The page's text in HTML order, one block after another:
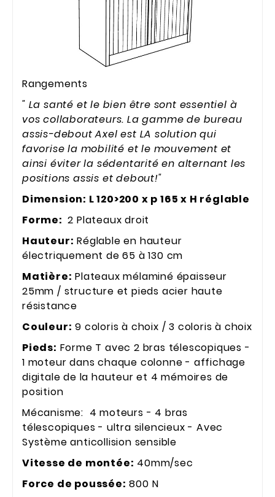
Rangements
" La santé et le bien être sont essentiel à
vos collaborateurs. La gamme de bureau
assis-debout Axel est LA solution qui
favorise la mobilité et le mouvement et
ainsi éviter la sédentarité en alternant les
positions assis et debout!"
Dimension: L 120>200 x p 165 x H réglable
Forme: 2 Plateaux droit
Hauteur: Réglable en hauteur
électriquement de 65 à 130 cm
Matière: Plateaux mélaminé épaisseur
25mm / structure et pieds acier haute
résistance
Couleur: 9 coloris à choix / 3 coloris à choix
Pieds: Forme T avec 2 bras télescopiques -
1 moteur dans chaque colonne - affichage
digitale de la hauteur et 4 mémoires de
position
Mécanisme: 4 moteurs - 4 bras
télescopiques - ultra silencieux - Avec
Système anticollision sensible
Vitesse de montée: 40mm/sec
Force de poussée: 800 N